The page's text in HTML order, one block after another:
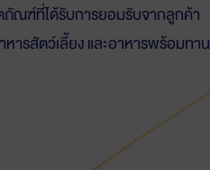
ณฑ์ที่ได้รับการยอมรับจากลูกค้า
หารสัตว์เลี้ยง และอาหารพร้อมทาน